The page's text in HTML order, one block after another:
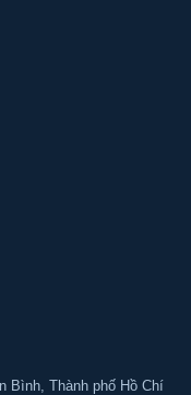
KL75-LS7-
có dễ sử dụng
dùng được
Bình, Thành phố Hồ Chí